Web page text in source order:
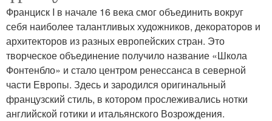
Франциск I в начале 16 века смог объединить вокруг
себя наиболее талантливых художников, декораторов и
архитекторов из разных европейских стран. Это
творческое объединение получило название «Школа
Фонтенбло» и стало центром ренессанса в северной
части Европы. Здесь и зародился оригинальный
французский стиль, в котором прослеживались нотки
английской готики и итальянского Возрождения.